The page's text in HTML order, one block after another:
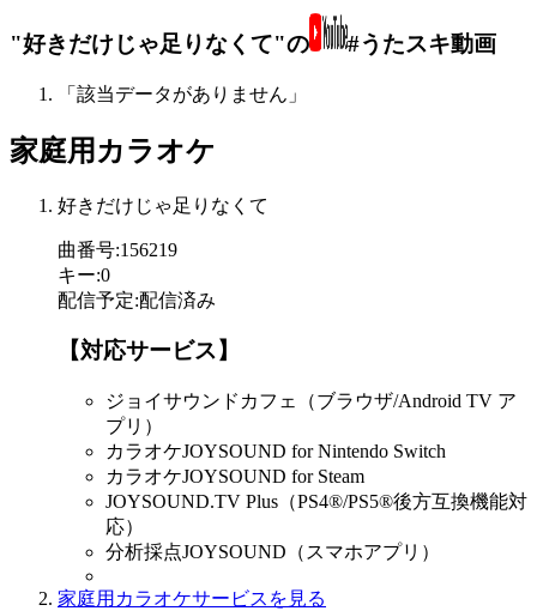
"好きだけじゃ足りなくて"の #うたスキ動画
「該当データがありません」
家庭用カラオケ
好きだけじゃ足りなくて
曲番号:156219
キー:0
配信予定:配信済み
【対応サービス】
ジョイサウンドカフェ（ブラウザ/Android TV ア
プリ）
カラオケJOYSOUND for Nintendo Switch
カラオケJOYSOUND for Steam
JOYSOUND.TV Plus（PS4®/PS5®後方互換機能対
応）
分析採点JOYSOUND（スマホアプリ）
家庭用カラオケサービスを見る